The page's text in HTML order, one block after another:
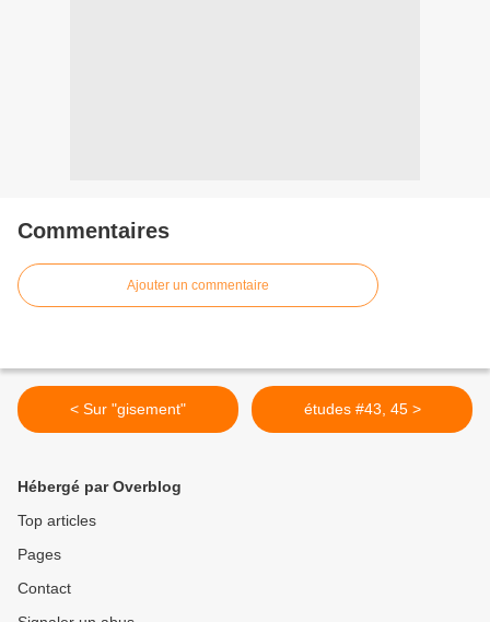
Commentaires
Ajouter un commentaire
< Sur "gisement" études #43, 45 >
Hébergé par Overblog
Top articles
Pages
Contact